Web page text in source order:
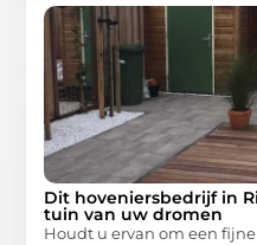
Dit hoveniersbedrijf in
tuin van uw dromen
Houdt u ervan om een